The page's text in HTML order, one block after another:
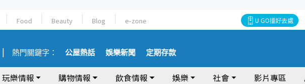
Food Beauty Blog e-zone U GO搵好去處
熱門關鍵字： 公屋熱話 娛樂新聞 定期存款
玩樂情報 購物情報 飲食情報 娛樂 社會 影片專區